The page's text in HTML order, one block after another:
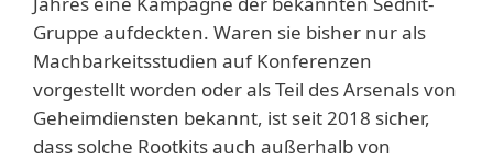
Gruppe aufdeckten. Waren sie bisher nur als
Machbarkeitsstudien auf Konferenzen
vorgestellt worden oder als Teil des Arsenals von
Geheimdiensten bekannt, ist seit 2018 sicher,
dass solche Rootkits auch außerhalb von